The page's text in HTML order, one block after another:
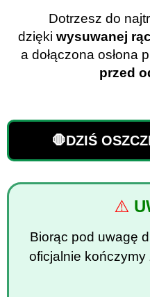
Dotrzesz do
dzięki wysuwanej
a dołączona osłona
przed
🛑DZIŚ
⚠️
Biorąc pod uwagę
oficjalnie